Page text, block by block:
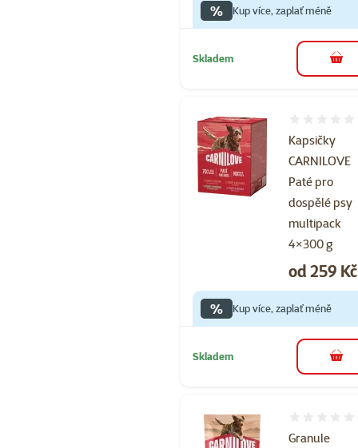
% Kup více, zaplať méně
Skladem do
Kapsičky
CARNILOVE
Paté pro
dospělé psy
multipack
4×300 g
Cena
od 259 Kč
% Kup více, zaplať méně
Skladem do
Granule